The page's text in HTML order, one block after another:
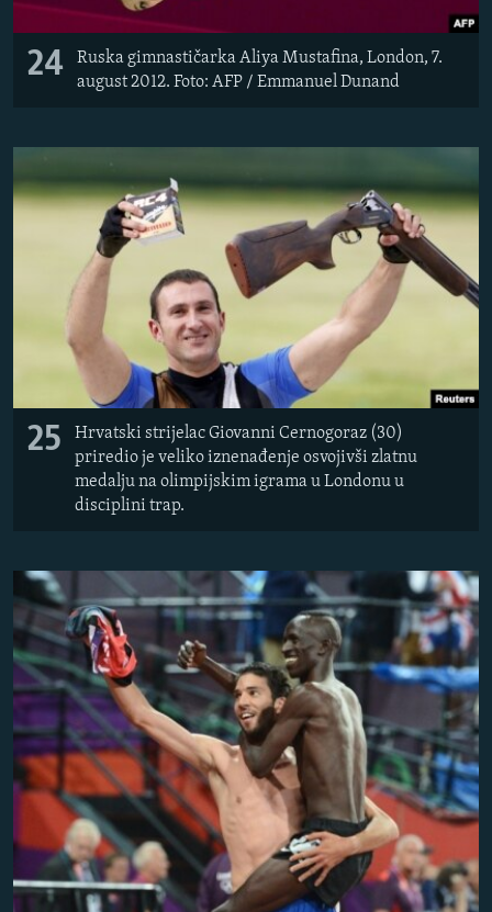
24
Ruska gimnastičarka Aliya Mustafina, London, 7.
august 2012. Foto: AFP / Emmanuel Dunand
25 Hrvatski strijelac Giovanni Cernogoraz (30)
priredio je veliko iznenađenje osvojivši zlatnu
medalju na olimpijskim igrama u Londonu u
disciplini trap.